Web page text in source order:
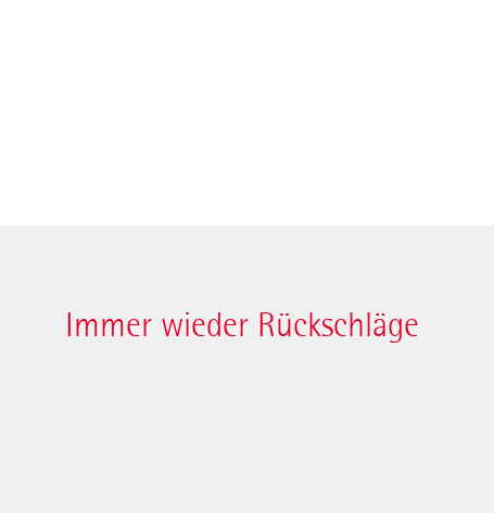
Immer wieder Rückschläge